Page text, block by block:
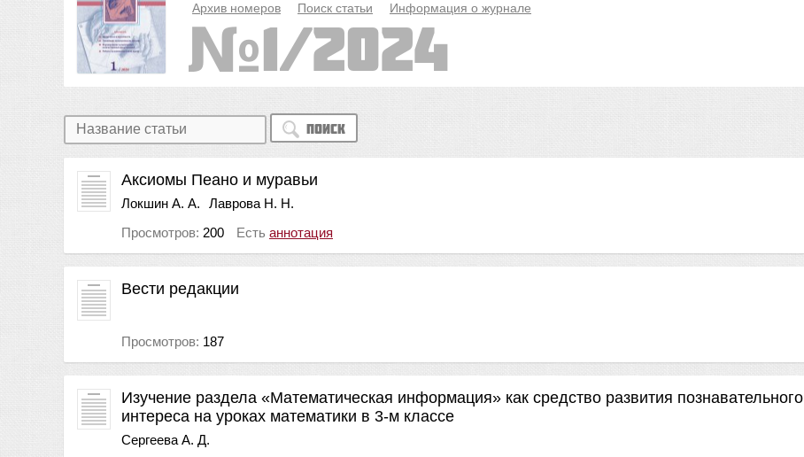
Архив номеров Поиск статьи Информация о журнале
1/2024
Поиск
Аксиомы Пеано и муравьи
Локшин А. А.
Лаврова Н. Н.
Просмотров: 200 Есть аннотация
Вести редакции
Просмотров: 187
Изучение раздела «Математическая информация» как средство развития познавательного
интереса на уроках математики в 3-м классе
Сергеева А. Д.